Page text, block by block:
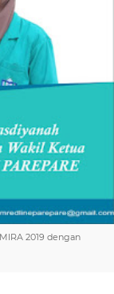
2019 dengan